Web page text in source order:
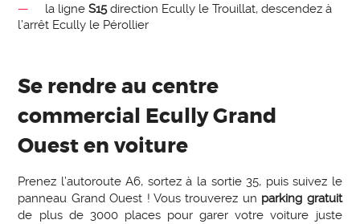
la ligne S15direction Ecully le Trouillat, descendez à
l’arrêt Ecully le Pérollier
Se rendre au centre
commercial Ecully Grand
Ouest en voiture
Prenez l’autoroute A6, sortez à la sortie 35, puis suivez le
panneau Grand Ouest ! Vous trouverez un parking gratuit
de plus de 3000 places pour garer votre voiture juste